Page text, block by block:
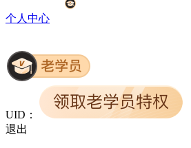
个人中心
UID：
退出